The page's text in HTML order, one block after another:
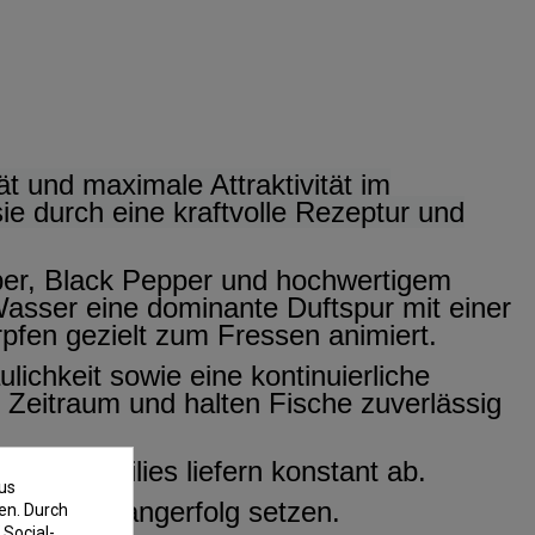
und maximale Attraktivität im
durch eine kraftvolle Rezeptur und
Black Pepper und hochwertigem
eine dominante Duftspur mit einer
gezielt zum Fressen animiert.
sowie eine kontinuierliche
und halten Fische zuverlässig
Boilies liefern konstant ab.
Fangerfolg setzen.
Durch